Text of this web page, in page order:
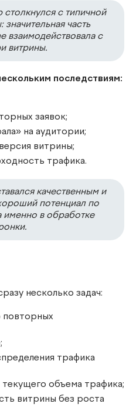
с типичной
часть
взаимодействовала с
витрины.
последствиям:
заявок;
на аудитории;
витрины;
трафика.
качественным и
потенциал по
в обработке
несколько задач:
повторных
трафика
объема трафика;
витрины без роста